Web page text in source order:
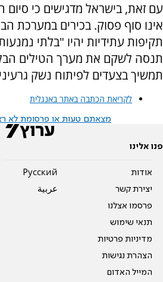
עם זאת, בישראל מדגישים כי
אינו סוף פסוק. בכירים במערכת
תקיפות עתידיות יהיו "בלתי
תנסה לשקם את מערך הטילים
תמשיך בצעדים לפיתוח נשק
לקריאת הכתבה באתר באנגלית
מצאתם טעות או פרסומת לא
פנו אלינו
אודות
יצירת קשר
פרסמו אצלנו
תנאי שימוש
מדיניות פרטיות
הצהרת נגישות
המייל האדום
Pусский
عربية